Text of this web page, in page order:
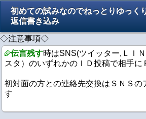
初めての試みなのでねっとりゆっく
返信書き込み
◇注意事項◇
伝言残す時はSNS(ツイッター,ＬＩ
スタ）のいずれかのＩＤ投稿で相手に
初対面の方との連絡先交換はＳＮＳの
す